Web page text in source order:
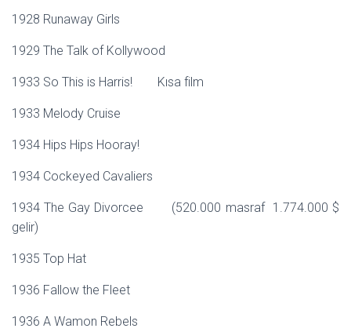
1928 Runaway Girls
1929 The Talk of Kollywood
1933 So This is Harris! Kısa film
1933 Melody Cruise
1934 Hips Hips Hooray!
1934 Cockeyed Cavaliers
1934 The Gay Divorcee (520.000 masraf 1.774.000 $
gelir)
1935 Top Hat
1936 Fallow the Fleet
1936 A Wamon Rebels